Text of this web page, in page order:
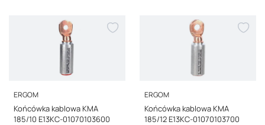
PRODUCENT
ERGOM
Końcówka kablowa KMA
185/10 E13KC-01070103600
PRODUCENT
ERGOM
Końcówka kablowa KMA
185/12 E13KC-01070103700